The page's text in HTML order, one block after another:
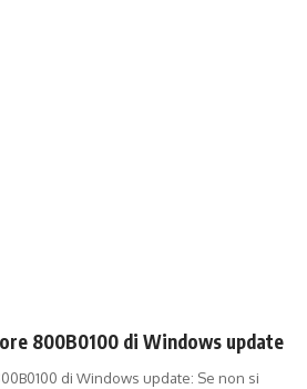
800B0100 di Windows update
di Windows update: Se non si